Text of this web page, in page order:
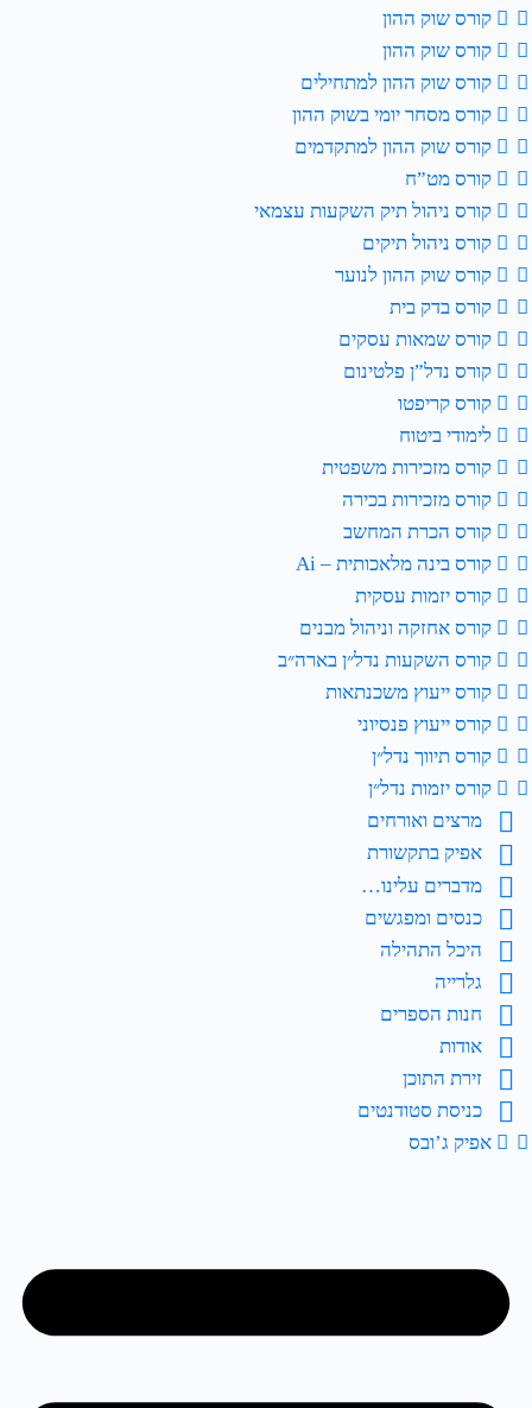
קורס שוק ההון
קורס שוק ההון
קורס שוק ההון למתחילים
קורס מסחר יומי בשוק ההון
קורס שוק ההון למתקדמים
קורס מט”ח
קורס ניהול תיק השקעות עצמאי
קורס ניהול תיקים
קורס שוק ההון לנוער
קורס בדק בית
קורס שמאות עסקים
קורס נדל”ן פלטינום
קורס קריפטו
לימודי ביטוח
קורס מזכירות משפטית
קורס מזכירות בכירה
קורס הכרת המחשב
קורס בינה מלאכותית – Ai
קורס יזמות עסקית
קורס אחזקה וניהול מבנים
קורס השקעות נדל״ן בארה״ב
קורס ייעוץ משכנתאות
קורס ייעוץ פנסיוני
קורס תיווך נדל״ן
קורס יזמות נדל״ן
מרצים ואורחים
אפיק בתקשורת
מדברים עלינו…
כנסים ומפגשים
היכל התהילה
גלרייה
חנות הספרים
אודות
זירת התוכן
כניסת סטודנטים
אפיק ג’ובס